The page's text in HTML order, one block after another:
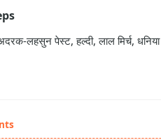
लहसुन पेस्ट, हल्दी, लाल मिर्च,